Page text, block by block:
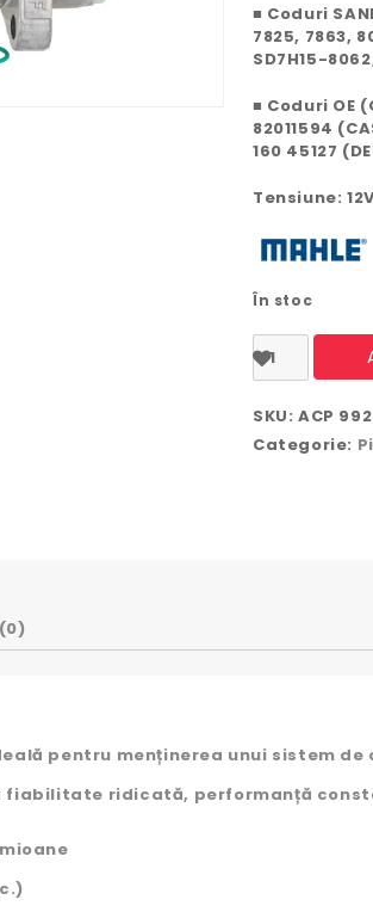
■ Coduri
7825, 7863,
SD7H15-
■ Coduri OE
82011594
160 45127
Tensiune:
În stoc
Cantitate
Compresor
MAHLE
ACP
992
SKU: ACP
Categorie:
ideală pentru menținerea unui
fiabilitate ridicată, performanță